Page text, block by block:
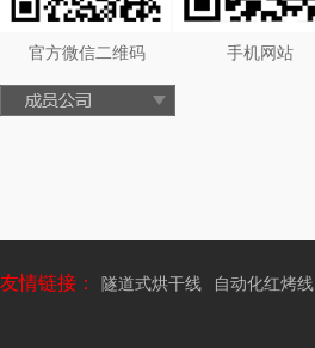
官方微信二维码 手机网站
友情链接： 隧道式烘干线 自动化红烤线